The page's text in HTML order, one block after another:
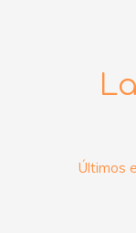
Últimos